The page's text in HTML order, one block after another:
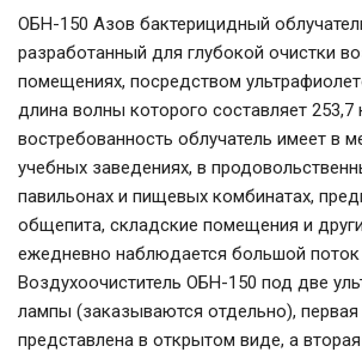
ОБН-150 Азов бактерицидный
разработанный для глубокой очистки
помещениях, посредством
длина волны которого составляет
востребованность облучатель имеет в
учебных заведениях, в
павильонах и пищевых комбинатах,
общепита, складские помещения и
ежедневно наблюдается большой
Воздухоочиститель ОБН-150 под две
лампы (заказываются отдельно),
представлена в открытом виде, а